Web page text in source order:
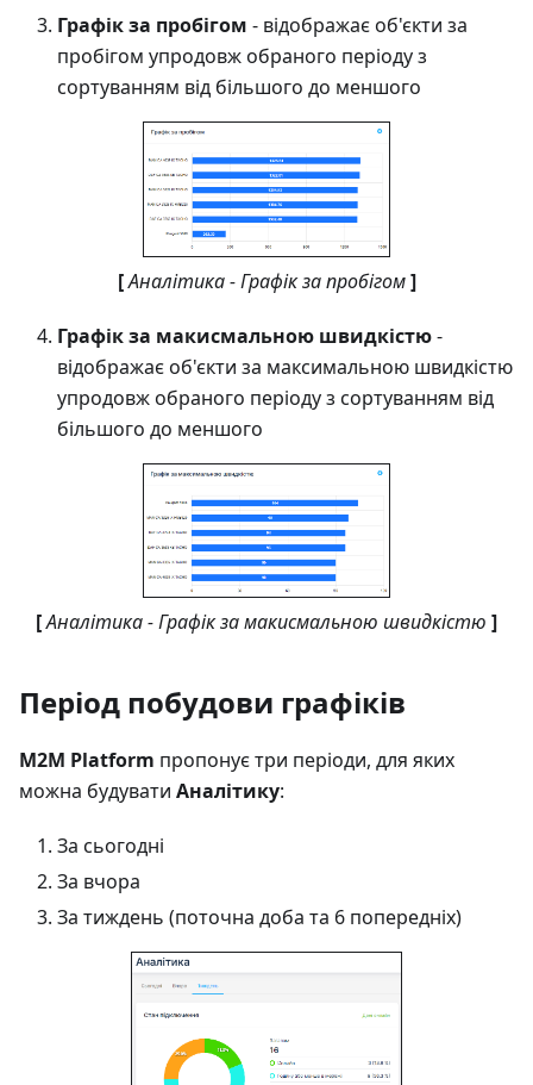
Графік за пробігом - відображає об'єкти за
пробігом упродовж обраного періоду з
сортуванням від більшого до меншого
[Аналітика - Графік за пробігом ]
Графік за макисмальною швидкістю-
відображає об'єкти за максимальною швидкістю
упродовж обраного періоду з сортуванням від
більшого до меншого
[Аналітика - Графік за макисмальною швидкістю ]
Період побудови графіків
M2M Platform пропонує три періоди, для яких
можна будувати Аналітику:
За сьогодні
За вчора
За тиждень (поточна доба та 6 попередніх)